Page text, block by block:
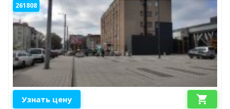
261808
Узнать цену shopping_cart